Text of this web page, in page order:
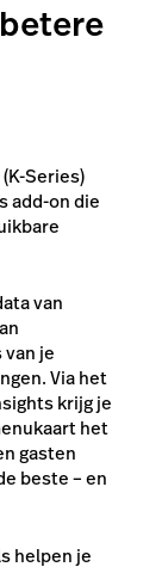
Series)
add-on die
van
je
Via het
krijg je
het
gasten
beste – en
helpen je